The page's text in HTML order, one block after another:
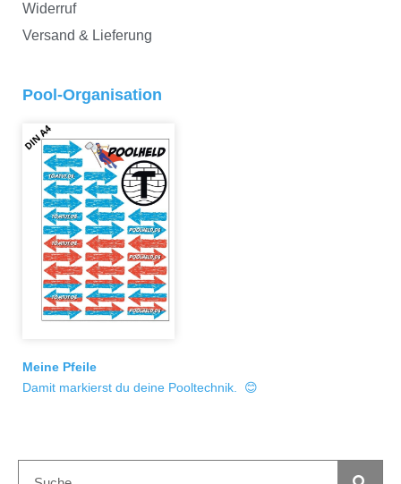
Widerruf
Versand & Lieferung
Pool-Organisation
Meine Pfeile
Damit markierst du deine Pooltechnik. 😊